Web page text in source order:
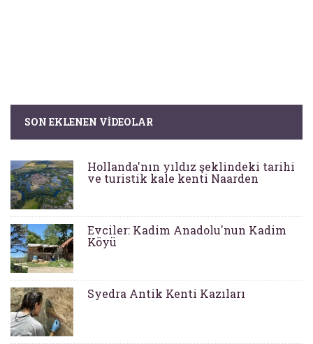
SON EKLENEN VIDEOLAR
Hollanda'nın yıldız şeklindeki tarihi
ve turistik kale kenti Naarden
Evciler: Kadim Anadolu'nun Kadim
Köyü
Syedra Antik Kenti Kazıları